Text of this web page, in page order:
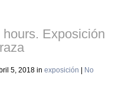
Exposición
5, 2018 in exposición
No